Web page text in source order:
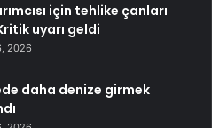
için tehlike çanları
uyarı geldi
2026
daha denize girmek